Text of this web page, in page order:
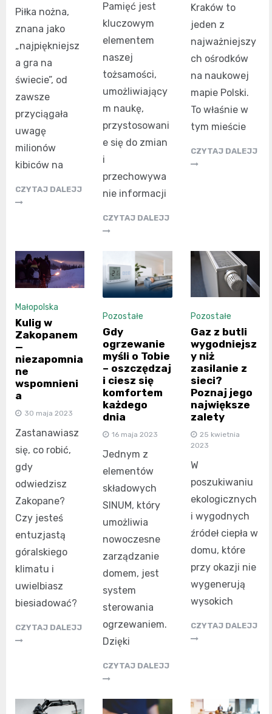
Piłka nożna,
znana jako
„najpiękniejsz
a gra na
świecie”, od
zawsze
przyciągała
uwagę
milionów
kibiców na
CZYTAJ DALEJJ
Pamięć jest
kluczowym
elementem
naszej
tożsamości,
umożliwiający
m naukę,
przystosowani
e się do zmian
i
przechowywa
nie informacji
CZYTAJ DALEJJ
Kraków to
jeden z
najważniejszy
ch ośrodków
na naukowej
mapie Polski.
To właśnie w
tym mieście
CZYTAJ DALEJJ
Małopolska
Kulig w
Zakopanem
—
niezapomnia
ne
wspomnieni
a
30 maja 2023
Zastanawiasz
się, co robić,
gdy
odwiedzisz
Zakopane?
Czy jesteś
entuzjastą
góralskiego
klimatu i
uwielbiasz
biesiadować?
CZYTAJ DALEJJ
Pozostałe
Gdy
ogrzewanie
myśli o Tobie
– oszczędzaj
i ciesz się
komfortem
każdego
dnia
16 maja 2023
Jednym z
elementów
składowych
SINUM, który
umożliwia
nowoczesne
zarządzanie
domem, jest
system
sterowania
ogrzewaniem.
Dzięki
CZYTAJ DALEJJ
Pozostałe
Gaz z butli
wygodniejsz
y niż
zasilanie z
sieci?
Poznaj jego
największe
zalety
25 kwietnia
2023
W
poszukiwaniu
ekologicznych
i wygodnych
źródeł ciepła w
domu, które
przy okazji nie
wygenerują
wysokich
CZYTAJ DALEJJ